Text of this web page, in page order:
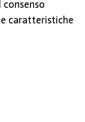
caratteristiche